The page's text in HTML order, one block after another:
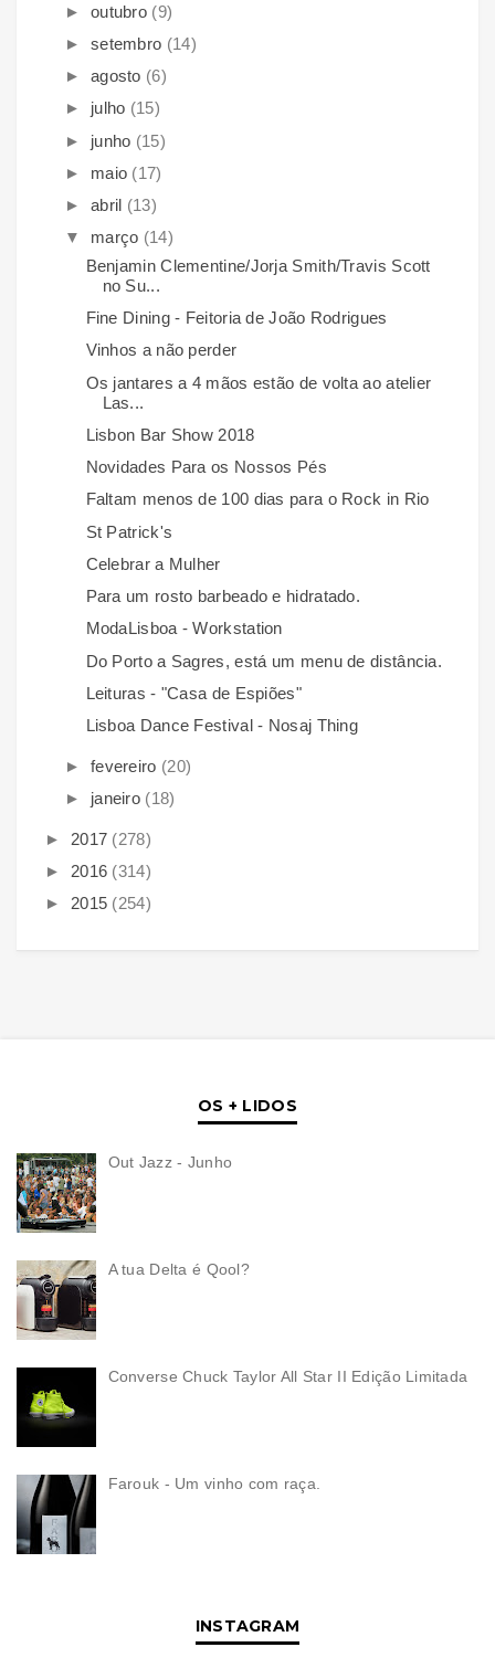
► outubro (9)
► setembro (14)
► agosto (6)
► julho (15)
► junho (15)
► maio (17)
► abril (13)
▼ março (14)
Benjamin Clementine/Jorja Smith/Travis Scott
no Su...
Fine Dining - Feitoria de João Rodrigues
Vinhos a não perder
Os jantares a 4 mãos estão de volta ao atelier
Las...
Lisbon Bar Show 2018
Novidades Para os Nossos Pés
Faltam menos de 100 dias para o Rock in Rio
St Patrick's
Celebrar a Mulher
Para um rosto barbeado e hidratado.
ModaLisboa - Workstation
Do Porto a Sagres, está um menu de distância.
Leituras - "Casa de Espiões"
Lisboa Dance Festival - Nosaj Thing
► fevereiro (20)
► janeiro (18)
► 2017 (278)
► 2016 (314)
► 2015 (254)
OS + LIDOS
Out Jazz - Junho
A tua Delta é Qool?
Converse Chuck Taylor All Star II Edição Limitada
Farouk - Um vinho com raça.
INSTAGRAM